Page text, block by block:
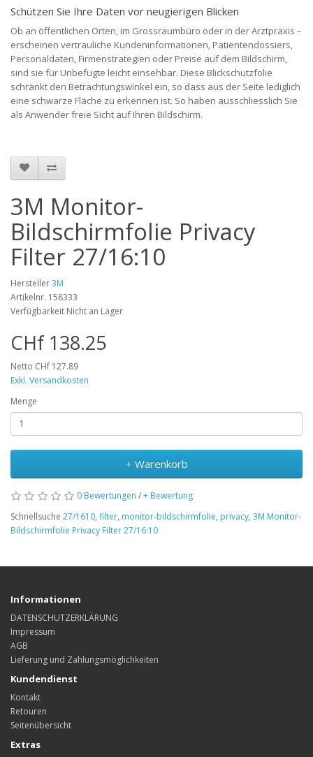
Schützen Sie Ihre Daten vor neugierigen Blicken
Ob an öffentlichen Orten, im Grossraumbüro oder in der Arztpraxis –
erscheinen vertrauliche Kundeninformationen, Patientendossiers,
Personaldaten, Firmenstrategien oder Preise auf dem Bildschirm,
sind sie für Unbefugte leicht einsehbar. Diese Blickschutzfolie
schränkt den Betrachtungswinkel ein, so dass aus der Seite lediglich
eine schwarze Fläche zu erkennen ist. So haben ausschliesslich Sie
als Anwender freie Sicht auf Ihren Bildschirm.
3M Monitor-
Bildschirmfolie Privacy
Filter 27/16:10
Hersteller3M
Artikelnr. 158333
Verfügbarkeit Nicht an Lager
CHf 138.25
Netto CHf 127.89
Exkl. Versandkosten
Menge
+ Warenkorb
0 Bewertungen /+ Bewertung
Schnellsuche 27/1610, filter, monitor-bildschirmfolie, privacy, 3M Monitor-
Bildschirmfolie Privacy Filter 27/16:10
Informationen
DATENSCHUTZERKLÄRUNG
Impressum
AGB
Lieferung und Zahlungsmöglichkeiten
Kundendienst
Kontakt
Retouren
Seitenübersicht
Extras